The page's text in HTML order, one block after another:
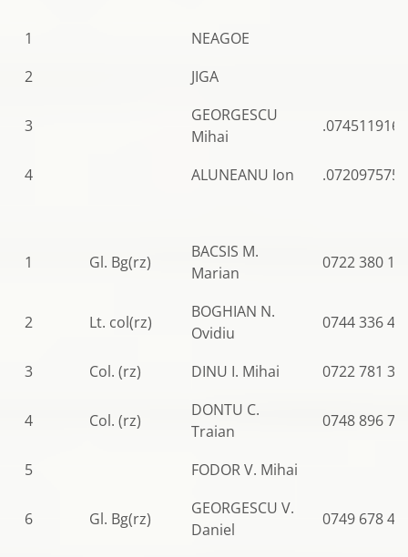
1
NEAGOE
2
JIGA
3
GEORGESCU
Mihai
.0745119163
4 ALUNEANU Ion .0720975759
1 Gl. Bg(rz)
BACSIS M.
Marian
0722 380
2 Lt. col(rz)
BOGHIAN N.
Ovidiu
0744 336
3 Col. (rz) DINU I. Mihai 0722 781
4 Col. (rz)
DONTU C.
Traian
0748 896
5 FODOR V. Mihai
6 Gl. Bg(rz)
GEORGESCU V.
Daniel
0749 678